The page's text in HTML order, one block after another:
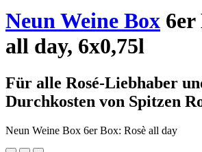
Neun Weine Box 6er
all day, 6x0,75l
Für alle Rosé-Liebhaber
Durchkosten von Spitzen
Neun Weine Box 6er Box: Rosè all day